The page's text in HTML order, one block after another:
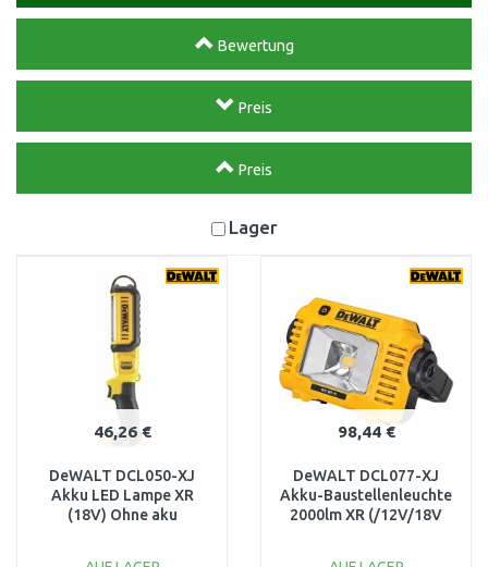
Bewertung
Preis
Preis
Lager
46,26 €
DeWALT DCL050-XJ
Akku LED Lampe XR
(18V) Ohne aku
98,44 €
DeWALT DCL077-XJ
Akku-Baustellenleuchte
2000lm XR (/12V/18V